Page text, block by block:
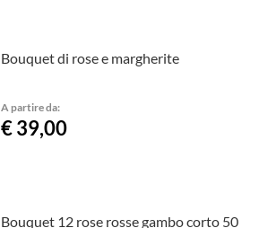
Bouquet di rose e margherite
A partire da:
€ 39,00
Bouquet 12 rose rosse gambo corto 50